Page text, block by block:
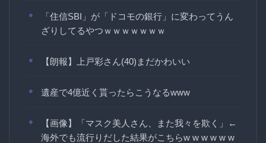
「住信SBI」が「ドコモの銀行」に変わってうん
ざりしてるやつｗｗｗｗｗｗｗ
【朗報】上戸彩さん(40)まだかわいい
遺産で4億近く貰ったらこうなるwww
【画像】「マスク美人さん、また我々を欺く」←
海外でも流行りだした結果がこちらw w w w w w